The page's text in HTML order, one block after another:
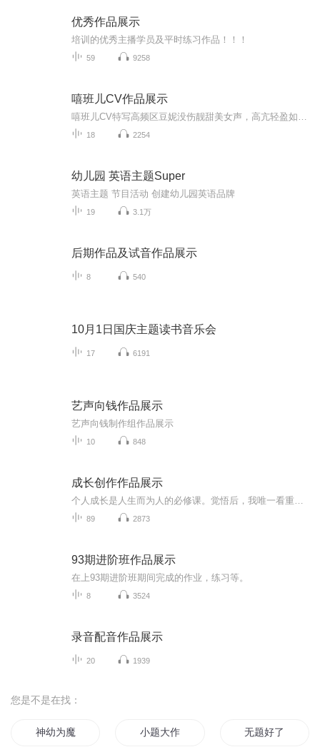
优秀作品展示
培训的优秀主播学员及平时练习作品！！！
59 9258
嘻班儿CV作品展示
18 2254
幼儿园 英语主题Super
英语主题 节目活动 创建幼儿园英语品牌
19 3.1万
后期作品及试音作品展示
8 540
10月1日国庆主题读书音乐会
17 6191
艺声向钱作品展示
艺声向钱制作组作品展示
10 848
成长创作作品展示
89 2873
93期进阶班作品展示
在上93期进阶班期间完成的作业，练习等。
8 3524
录音配音作品展示
20 1939
您是不是在找：
神幼为魔 小题大作 无题好了